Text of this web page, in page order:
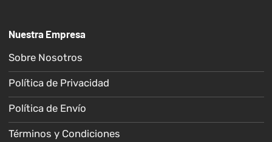
Nuestra Empresa
Sobre Nosotros
Política de Privacidad
Política de Envío
Términos y Condiciones